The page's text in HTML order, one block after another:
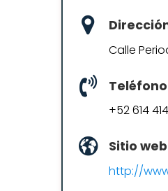
Calle
Teléfono
+52 614
Sitio web
http://